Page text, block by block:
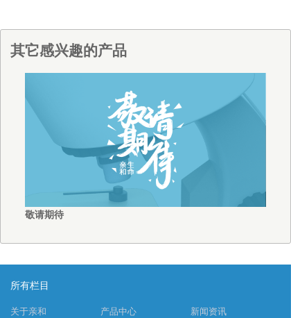
其它感兴趣的产品
敬请期待
所有栏目
关于亲和 产品中心
新闻资讯